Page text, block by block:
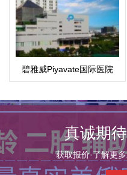
碧雅威Piyavate国际医院
真诚期
获取报价·了解更